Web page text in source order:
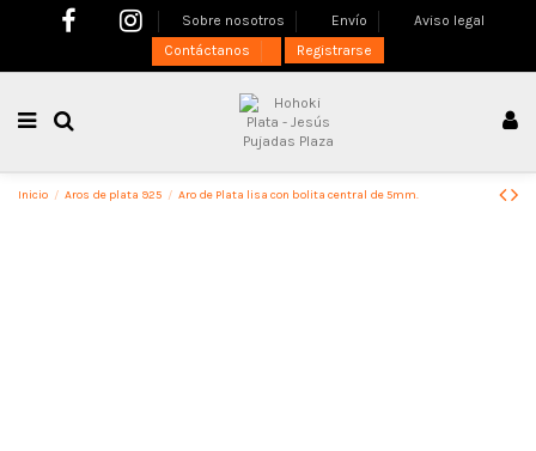
Sobre nosotros Envío
Aviso legal
Contáctanos
Registrarse
Inicio Aros de plata 925 Aro de Plata lisa con bolita central de 5mm.